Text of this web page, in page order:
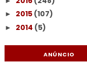
► 2015 (107)
► 2014 (5)
ANÚNCIO